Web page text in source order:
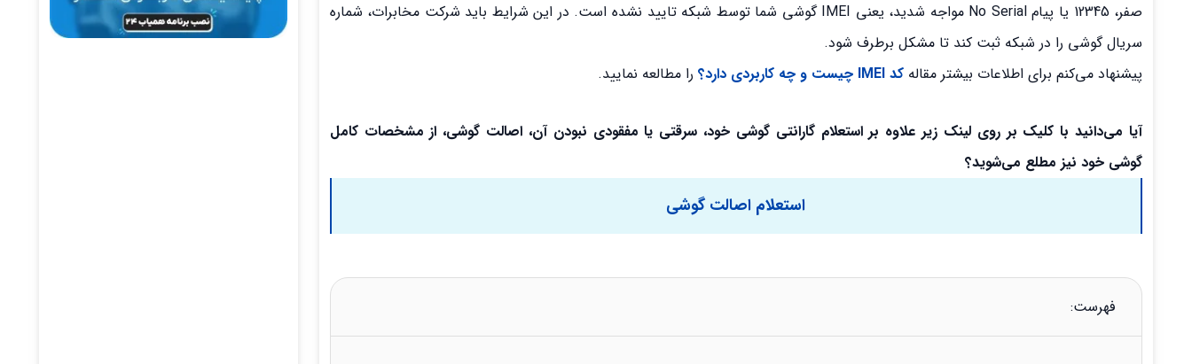
صفر، 12345 یا پیام No Serial مواجه شدید، یعنی IMEI گوشی شما توسط شبکه تایید نشده است. در این شرایط باید شرکت مخابرات، شماره
سریال گوشی را در شبکه ثبت کند تا مشکل برطرف شود.
پیشنهاد می‌کنم برای اطلاعات بیشتر مقاله کد IMEI چیست و چه کاربردی دارد؟ را مطالعه نمایید.
آیا می‌دانید با کلیک بر روی لینک زیر علاوه بر استعلام گارانتی گوشی خود، سرقتی یا مفقودی نبودن آن، اصالت گوشی، از مشخصات کامل
گوشی خود نیز مطلع می‌شوید؟
استعلام اصالت گوشی
فهرست: